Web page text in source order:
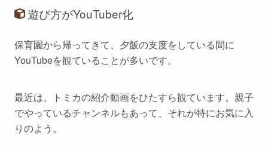
遊び方がYouTuber化
保育園から帰ってきて、夕飯の支度をしている間に
YouTubeを観ていることが多いです。
最近は、トミカの紹介動画をひたすら観ています。親子
でやっているチャンネルもあって、それが特にお気に入
りのよう。